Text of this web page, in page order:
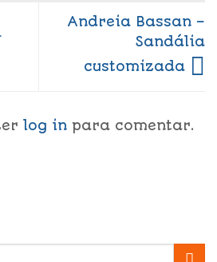
Andreia Bassan –
Sandália
customizada
log in para comentar.